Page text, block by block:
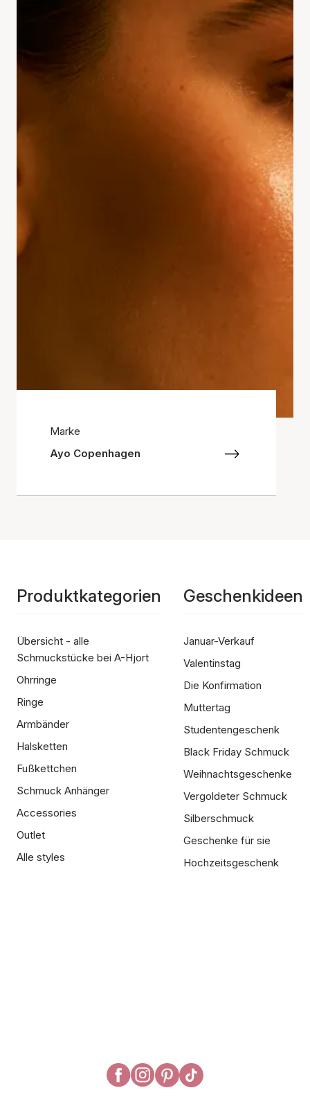
Marke
Ayo Copenhagen
Produktkategorien
Übersicht - alle
Schmuckstücke bei A-Hjort
Ohrringe
Ringe
Armbänder
Halsketten
Fußkettchen
Schmuck Anhänger
Accessories
Outlet
Alle styles
Geschenkideen
Januar-Verkauf
Valentinstag
Die Konfirmation
Muttertag
Studentengeschenk
Black Friday Schmuck
Weihnachtsgeschenke
Vergoldeter Schmuck
Silberschmuck
Geschenke für sie
Hochzeitsgeschenk